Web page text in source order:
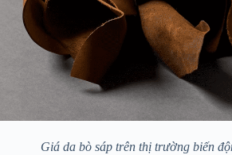
Giá da bò sáp trên thị trường biến